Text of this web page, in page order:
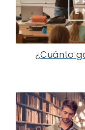
¿Cuánto